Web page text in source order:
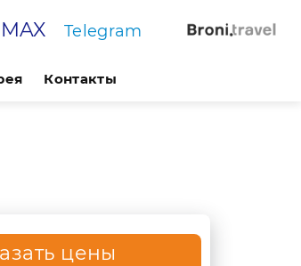
MAX Telegram
Контакты
цены